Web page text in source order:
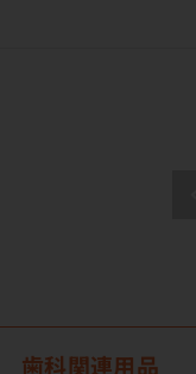
歯科関連用品